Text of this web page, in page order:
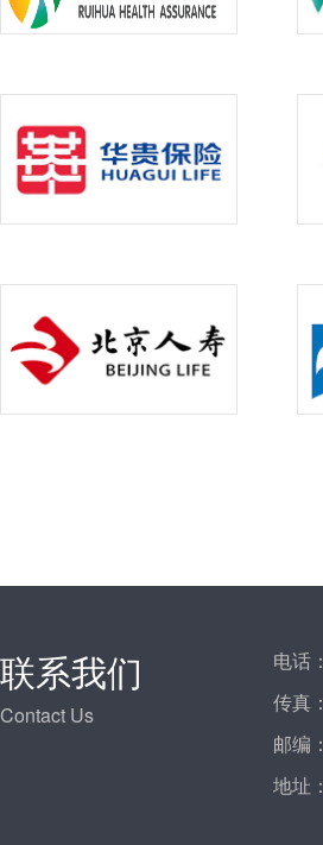
联系我们
Contact Us
电话：
传真：
邮编：
地址：